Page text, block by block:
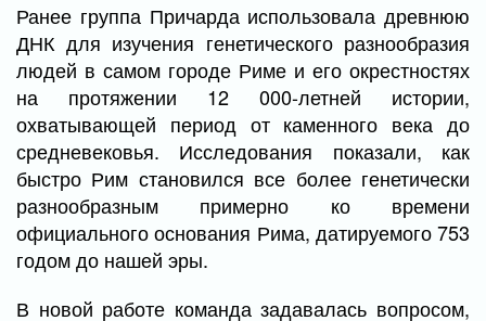
Ранее группа Причарда использовала древнюю
ДНК для изучения генетического разнообразия
людей в самом городе Риме и его окрестностях
на протяжении 12 000-летней истории,
охватывающей период от каменного века до
средневековья. Исследования показали, как
быстро Рим становился все более генетически
разнообразным примерно ко времени
официального основания Рима, датируемого 753
годом до нашей эры.
В новой работе команда задавалась вопросом,